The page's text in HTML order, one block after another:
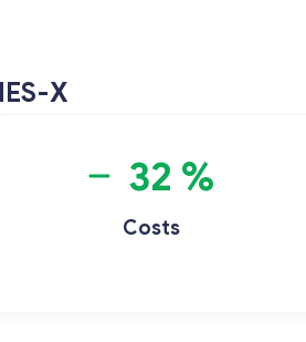
X
32 %
Costs